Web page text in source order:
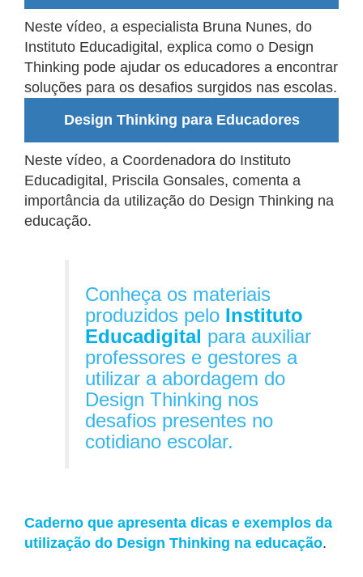
Neste vídeo, a especialista Bruna Nunes, do
Instituto Educadigital, explica como o Design
Thinking pode ajudar os educadores a encontrar
soluções para os desafios surgidos nas escolas.
Design Thinking para Educadores
Neste vídeo, a Coordenadora do Instituto
Educadigital, Priscila Gonsales, comenta a
importância da utilização do Design Thinking na
educação.
Conheça os materiais
produzidos pelo Instituto
Educadigital para auxiliar
professores e gestores a
utilizar a abordagem do
Design Thinking nos
desafios presentes no
cotidiano escolar.
Caderno que apresenta dicas e exemplos da
utilização do Design Thinking na educação.